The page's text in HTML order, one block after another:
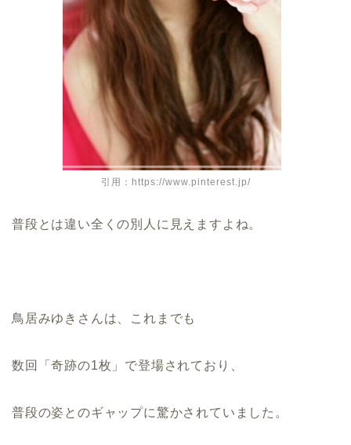
引用：https://www.pinterest.jp/
普段とは違い全くの別人に見えますよね。
鳥居みゆきさんは、これまでも
数回「奇跡の1枚」で登場されており、
普段の姿とのギャップに驚かされていました。